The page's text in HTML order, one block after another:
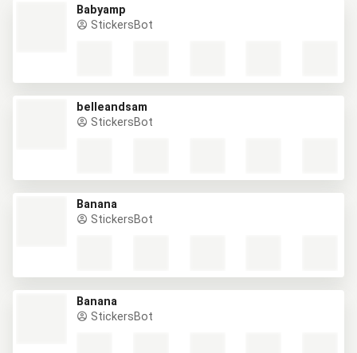
Babyamp
StickersBot
belleandsam
StickersBot
Banana
StickersBot
Banana
StickersBot